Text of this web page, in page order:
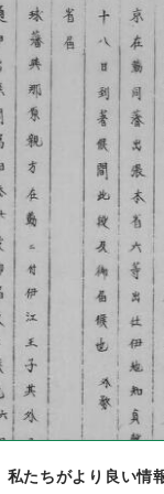
私たちがより良い情